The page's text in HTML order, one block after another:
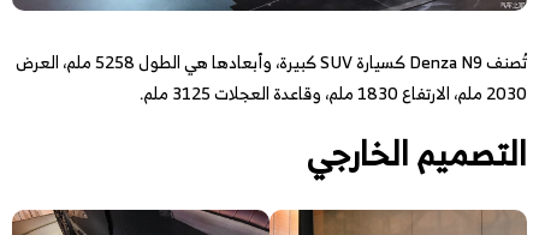
تُصنف Denza N9 كسيارة SUV كبيرة، وأبعادها هي الطول 5258 ملم، العرض
2030 ملم، الارتفاع 1830 ملم، وقاعدة العجلات 3125 ملم.
التصميم الخارجي